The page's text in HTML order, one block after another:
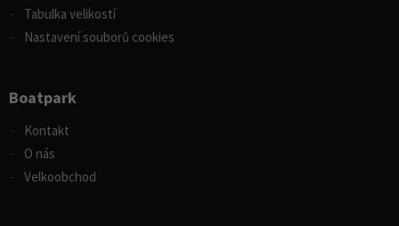
Tabulka velikostí
Nastavení souborů cookies
Boatpark
Kontakt
O nás
Velkoobchod